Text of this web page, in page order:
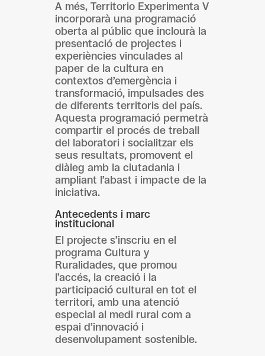
A més, Territorio Experimenta V
incorporarà una programació
oberta al públic que inclourà la
presentació de projectes i
experiències vinculades al
paper de la cultura en
contextos d’emergència i
transformació, impulsades des
de diferents territoris del país.
Aquesta programació permetrà
compartir el procés de treball
del laboratori i socialitzar els
seus resultats, promovent el
diàleg amb la ciutadania i
ampliant l’abast i impacte de la
iniciativa.
Antecedents i marc
institucional
El projecte s’inscriu en el
programa Cultura y
Ruralidades, que promou
l’accés, la creació i la
participació cultural en tot el
territori, amb una atenció
especial al medi rural com a
espai d’innovació i
desenvolupament sostenible.